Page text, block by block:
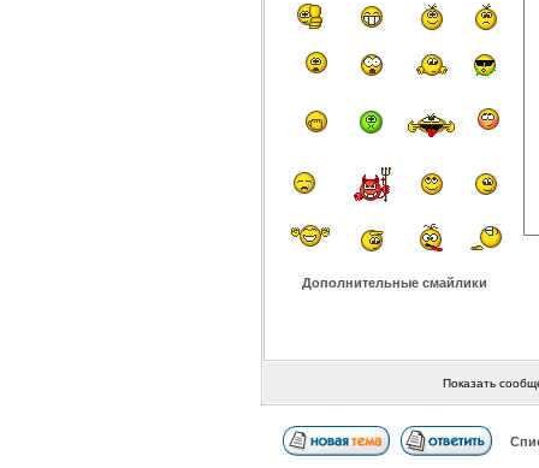
Дополнительные смайлики
Показать